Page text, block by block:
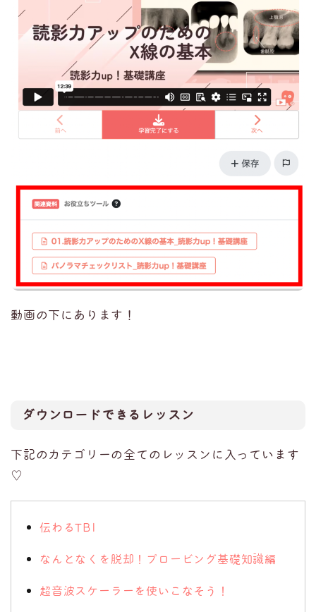
動画の下にあります！
ダウンロードできるレッスン
下記のカテゴリーの全てのレッスンに入っています
♡
伝わるTBI
なんとなくを脱却！プロービング基礎知識編
超音波スケーラーを使いこなそう！